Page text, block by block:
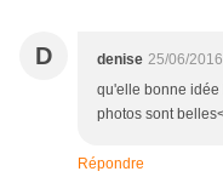
D denise 25/06/
qu'elle bonne idée
photos sont
Répondre